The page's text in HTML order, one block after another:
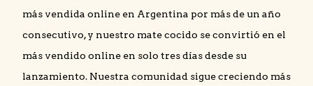
más vendida online en Argentina por más de un año
consecutivo, y nuestro mate cocido se convirtió en el
más vendido online en solo tres días desde su
lanzamiento. Nuestra comunidad sigue creciendo más